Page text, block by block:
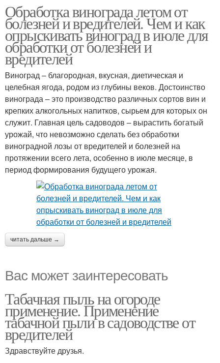
Обработка винограда летом от
болезней и вредителей. Чем и как
опрыскивать виноград в июле для
обработки от болезней и
вредителей
Виноград – благородная, вкусная, диетическая и
целебная ягода, родом из глубины веков. Достоинство
винограда – это производство различных сортов вин и
крепких алкогольных напитков, сырьем для которых он
служит. Главная цель садоводов – вырастить богатый
урожай, что невозможно сделать без обработки
виноградной лозы от вредителей и болезней на
протяжении всего лета, особенно в июле месяце, в
период формирования будущего урожая.
читать дальше →
Вас может заинтересовать
Табачная пыль на огороде
применение. Применение
табачной пыли в садоводстве от
вредителей
Здравствуйте друзья.